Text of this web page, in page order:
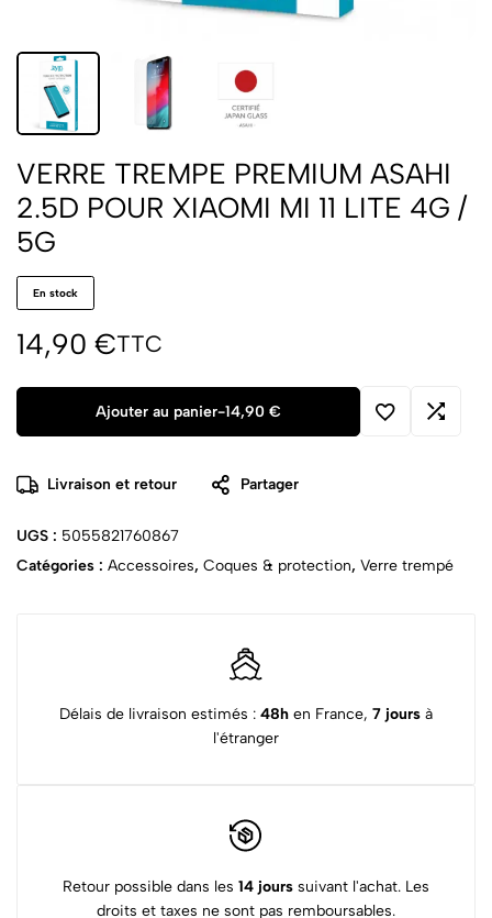
VERRE TREMPE PREMIUM ASAHI
2.5D POUR XIAOMI MI 11 LITE 4G /
5G
En stock
14,90 €TTC
Ajouter au panier-14,90 €
Livraison et retour Partager
UGS : 5055821760867
Catégories : Accessoires, Coques & protection, Verre trempé
Délais de livraison estimés : 48h en France, 7 jours à
l'étranger
Retour possible dans les 14 jours suivant l'achat. Les
droits et taxes ne sont pas remboursables.